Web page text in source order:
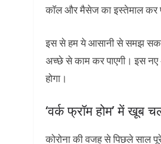
कॉल और मैसेज का इस्तेमाल कर
इस से हम ये आसानी से समझ
अच्छे से काम कर पाएगी। इस
होगा।
‘वर्क फ्रॉम होम’ में
कोरोना की वजह से पिछले साल